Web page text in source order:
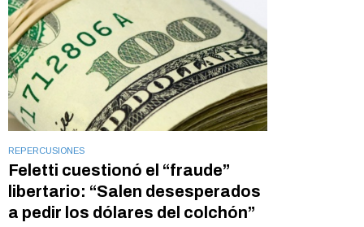
REPERCUSIONES
Feletti cuestionó el “fraude”
libertario: “Salen desesperados
a pedir los dólares del colchón”